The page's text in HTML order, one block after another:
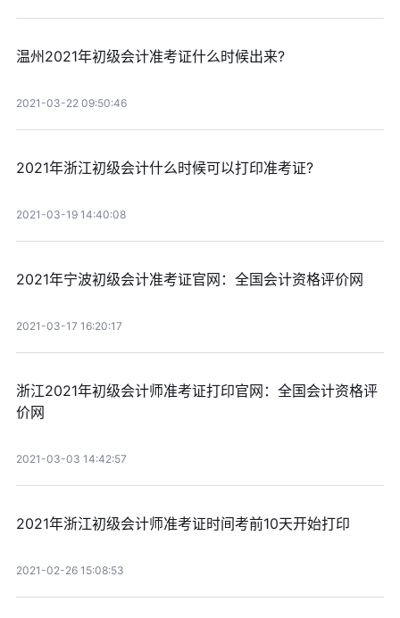
温州2021年初级会计准考证什么时候出来?
2021-03-22 09:50:46
2021年浙江初级会计什么时候可以打印准考证?
2021-03-19 14:40:08
2021年宁波初级会计准考证官网：全国会计资格评价网
2021-03-17 16:20:17
浙江2021年初级会计师准考证打印官网：全国会计资格评
价网
2021-03-03 14:42:57
2021年浙江初级会计师准考证时间考前10天开始打印
2021-02-26 15:08:53